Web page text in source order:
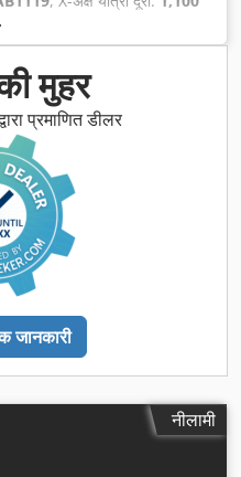
अक्ष की यात्रा दूरी:
धुरी गति:8,000 आरपीएम, टूल
मुहर
प्रमाणित डीलर
जानकारी
नीलामी